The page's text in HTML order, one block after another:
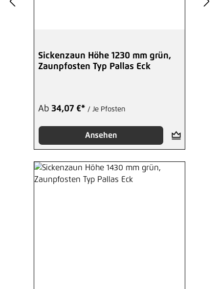
Sickenzaun Höhe 1230 mm grün,
Zaunpfosten Typ Pallas Eck
Ab 34,07 €* / Je Pfosten
Ansehen